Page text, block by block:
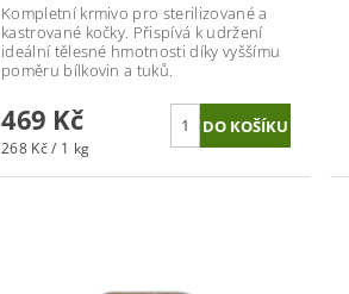
Kompletní krmivo pro sterilizované a
kastrované kočky. Přispívá k udržení
ideální tělesné hmotnosti díky vyššímu
poměru bílkovin a tuků.
469 Kč
268 Kč / 1 kg